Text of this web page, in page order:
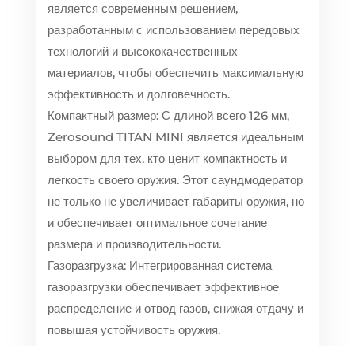
является современным решением,
разработанным с использованием передовых
технологий и высококачественных
материалов, чтобы обеспечить максимальную
эффективность и долговечность.
Компактный размер: С длиной всего 126 мм,
Zerosound TITAN MINI является идеальным
выбором для тех, кто ценит компактность и
легкость своего оружия. Этот саундмодератор
не только не увеличивает габариты оружия, но
и обеспечивает оптимальное сочетание
размера и производительности.
Газоразгрузка: Интегрированная система
газоразгрузки обеспечивает эффективное
распределение и отвод газов, снижая отдачу и
повышая устойчивость оружия.